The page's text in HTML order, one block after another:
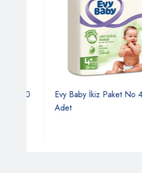
Evy Baby İkiz Paket No 4+ 26